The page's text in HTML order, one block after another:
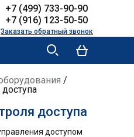
Заказать обратный звонок
+7 (499) 733-90-90
+7 (916) 123-50-50
/
доступа
доступом